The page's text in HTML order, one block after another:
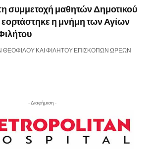
συμμετοχή μαθητών Δημοτικού
εορτάστηκε η μνήμη των Αγίων
ΚΑΙ ΦΙΛΗΤΟΥ ΕΠΙΣΚΟΠΩΝ ΩΡΕΩΝ
- Διαφήμιση -